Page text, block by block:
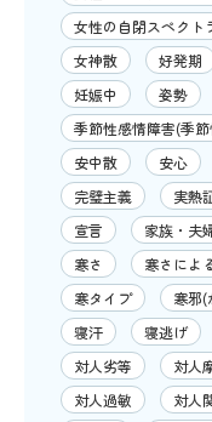
女性の自閉スペクト
女神散
好発期
妊娠中
姿勢
季節性感情障害(季
安中散
安心
完璧主義
実熱
宣言
家族・夫
寒さ
寒さによ
寒タイプ
寒邪(
寝汗
寝逃げ
対人劣等
対人
対人過敏
対人